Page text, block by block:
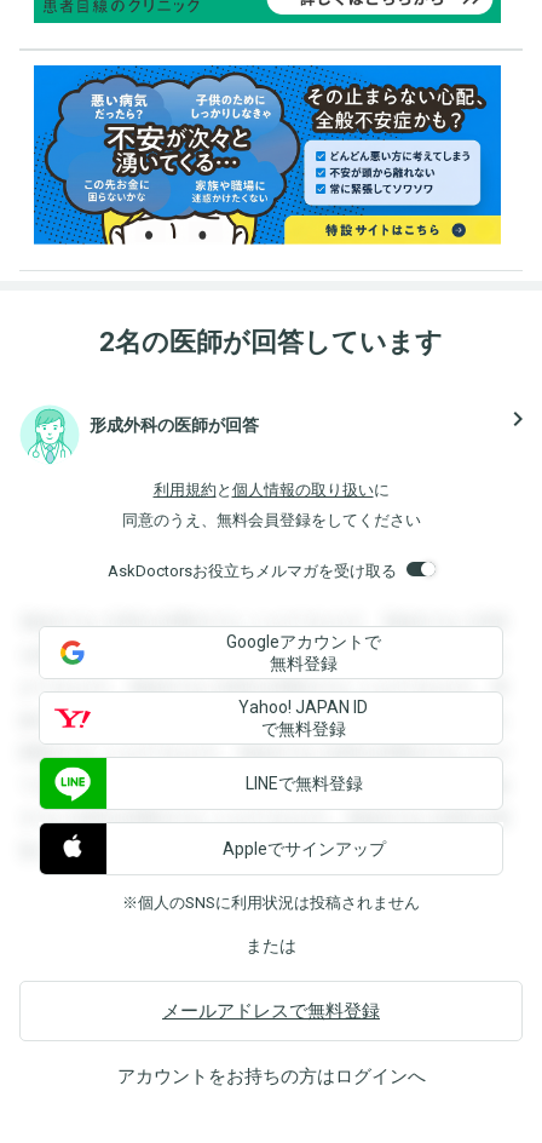
2名の医師が回答しています
形成外科の医師が回答 navigate_next
利用規約 と 個人情報の取り扱いに
同意のうえ、無料会員登録をしてください
AskDoctorsお役立ちメルマガを受け取る
登録すると回答を閲覧することができます。登録すると回答
を閲覧することができます。登録すると回答を閲覧すること
ができます。登録すると回答を閲覧することができます。登
録すると回答を閲覧することができます。登録すると回答を
閲覧することができます。登録すると回答を閲覧することが
できます。登録すると回答を閲覧することができます。登録
すると回答を閲覧することができます。登録すると回答を閲
覧することができます。
Googleアカウントで
無料登録
Yahoo! JAPAN ID
で無料登録
LINEで無料登録
Appleでサインアップ
※個人のSNSに利用状況は投稿されません
または
メールアドレスで無料登録
アカウントをお持ちの方はログインへ